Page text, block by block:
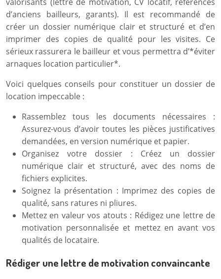
d’anciens bailleurs, garants). Il est recommandé de
créer un dossier numérique clair et structuré et d’en
imprimer des copies de qualité pour les visites. Ce
sérieux rassurera le bailleur et vous permettra d’*éviter
arnaques location particulier*.
Voici quelques conseils pour constituer un dossier de
location impeccable :
Rassemblez tous les documents nécessaires :
Assurez-vous d’avoir toutes les pièces justificatives
demandées, en version numérique et papier.
Organisez votre dossier : Créez un dossier
numérique clair et structuré, avec des noms de
fichiers explicites.
Soignez la présentation : Imprimez des copies de
qualité, sans ratures ni pliures.
Mettez en valeur vos atouts : Rédigez une lettre de
motivation personnalisée et mettez en avant vos
qualités de locataire.
Rédiger une lettre de motivation convaincante